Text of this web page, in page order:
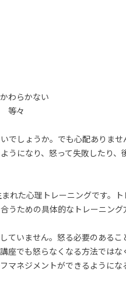
わらかない
等々
でしょうか。でも心配ありま
うになり、怒って失敗したり
れた心理トレーニングです。
ための具体的なトレーニング
ていません。怒る必要のある
座でも怒らなくなる方法では
ネジメントができるようにな